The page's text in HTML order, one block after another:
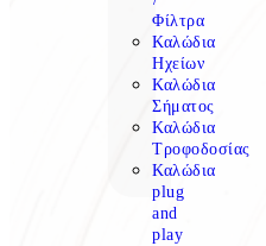
Φίλτρα
Καλώδια
Ηχείων
Καλώδια
Σήματος
Καλώδια
Τροφοδοσίας
Καλώδια
plug
and
play